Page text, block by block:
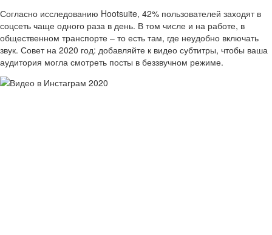
Согласно исследованию Hootsuite, 42% пользователей заходят в
соцсеть чаще одного раза в день. В том числе и на работе, в
общественном транспорте – то есть там, где неудобно включать
звук. Совет на 2020 год: добавляйте к видео субтитры, чтобы ваша
аудитория могла смотреть посты в беззвучном режиме.